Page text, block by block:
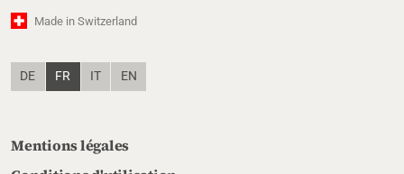
Made in Switzerland
DE FR IT EN
Mentions légales